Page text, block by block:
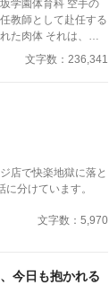
体育科 空手の
教師として赴任する
れは、学
らなかった 至高
をなくした青年を太
文字数：236,341
店で快楽地獄に落と
分けています。
文字数：5,970
今日も抱かれる